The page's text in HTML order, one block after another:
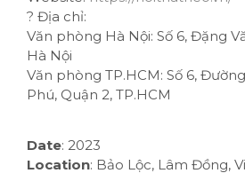
? Địa chỉ:
Văn phòng Hà Nội: Số 6, Đặng
Hà Nội
Văn phòng TP.HCM: Số 6,
Phú, Quận 2, TP.HCM
Date: 2023
Location: Bảo Lộc, Lâm Đồng,